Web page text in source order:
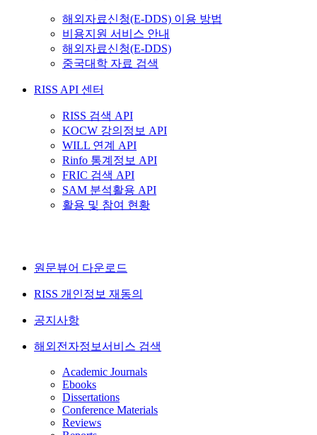
해외자료신청(E-DDS) 이용 방법
비용지원 서비스 안내
해외자료신청(E-DDS)
중국대학 자료 검색
RISS API 센터
RISS 검색 API
KOCW 강의정보 API
WILL 연계 API
Rinfo 통계정보 API
FRIC 검색 API
SAM 분석활용 API
활용 및 참여 현황
원문뷰어 다운로드
RISS 개인정보 재동의
공지사항
해외전자정보서비스 검색
Academic Journals
Ebooks
Dissertations
Conference Materials
Reviews